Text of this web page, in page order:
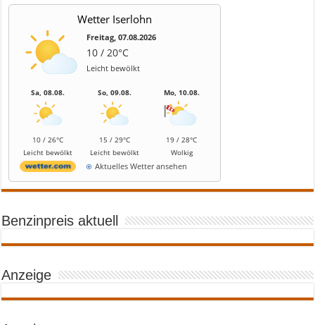
Wetter Iserlohn
Freitag, 07.08.2026
10 / 20°C
Leicht bewölkt
Sa, 08.08.
10 / 26°C
Leicht bewölkt
So, 09.08.
15 / 29°C
Leicht bewölkt
Mo, 10.08.
19 / 28°C
Wolkig
Aktuelles Wetter ansehen
Benzinpreis aktuell
Anzeige